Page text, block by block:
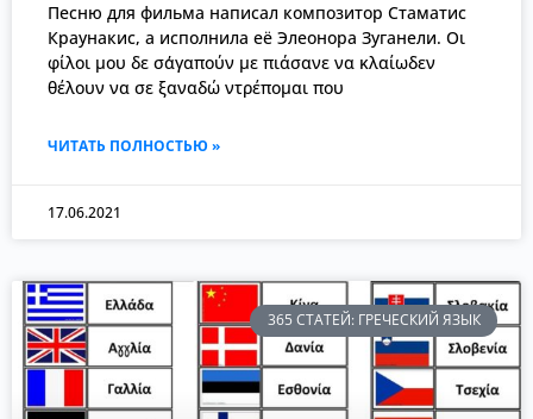
Песню для фильма написал композитор Стаматис
Краунакис, а исполнила её Элеонора Зуганели. Οι
φίλοι μου δε σ΄αγαπούν με πιάσανε να κλαίωδεν
θέλουν να σε ξαναδώ ντρέπομαι που
ЧИТАТЬ ПОЛНОСТЬЮ »
17.06.2021
365 СТАТЕЙ: ГРЕЧЕСКИЙ ЯЗЫК